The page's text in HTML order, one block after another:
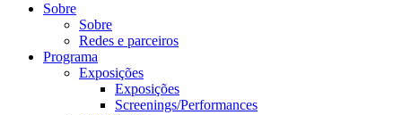
Sobre
Sobre
Redes e parceiros
Programa
Exposições
Exposições
Screenings/Performances